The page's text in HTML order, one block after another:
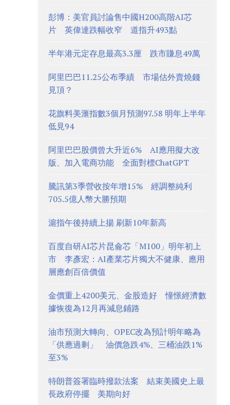
彭博：美官員討論售中國H200高階AI芯
片 英偉達跌幅收窄 道指升493點
半年港元定存息最高3.3厘 跌市賺息49萬
阿里巴巴11.25公布季績 市場估外賣燒錢
見頂？
花旗料美滙指數3個月預測97.58 明年上半年
低見94
阿里巴巴股價曾大升近6% AI應用擬大改
版、加入電商功能 全面對標ChatGPT
騰訊第3季營收按年增15% 經調整純利
705.5億人幣大勝預期
滬指午後持續上揚 刷新10年新高
百度自研AI芯片昆侖芯「M100」明年初上
市 李彥宏：AI產業芯片獨大不健康、應用
層應創百倍價值
金價重上4200美元、金股造好 憧憬經濟數
據恢復為12月再減息鋪路
油市預測大轉向、OPEC改為預計明年略為
「供應過剩」 油價急跌4%、三桶油跌1%
至3%
特朗普簽署臨時撥款法案 結束美國史上最
長政府停擺 美期向好